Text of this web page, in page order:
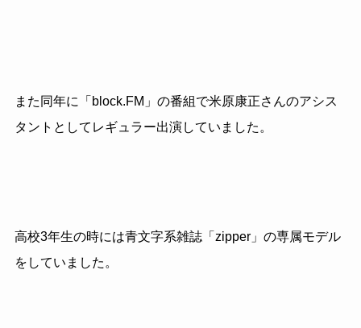
また同年に「block.FM」の番組で米原康正さんのアシス
タントとしてレギュラー出演していました。
高校3年生の時には青文字系雑誌「zipper」の専属モデル
をしていました。